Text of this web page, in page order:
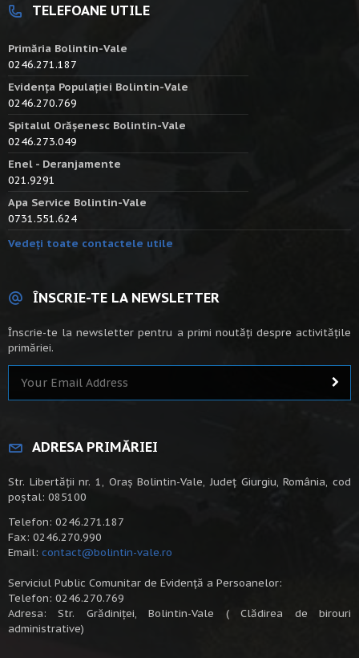
TELEFOANE UTILE
Primăria Bolintin-Vale
0246.271.187
Evidența Populației Bolintin-Vale
0246.270.769
Spitalul Orășenesc Bolintin-Vale
0246.273.049
Enel - Deranjamente
021.9291
Apa Service Bolintin-Vale
0731.551.624
Vedeți toate contactele utile
ÎNSCRIE-TE LA NEWSLETTER
Înscrie-te la newsletter pentru a primi noutăți despre activitățile
primăriei.
ADRESA PRIMĂRIEI
Str. Libertății nr. 1, Oraș Bolintin-Vale, Județ Giurgiu, România, cod
poștal: 085100
Telefon: 0246.271.187
Fax: 0246.270.990
Email: contact@bolintin-vale.ro
Serviciul Public Comunitar de Evidență a Persoanelor:
Telefon: 0246.270.769
Adresa: Str. Grădiniței, Bolintin-Vale ( Clădirea de birouri
administrative)